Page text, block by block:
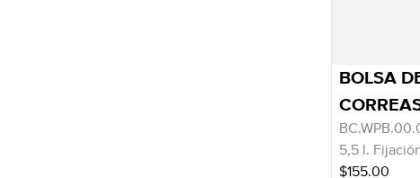
BOLSA
5,5 l.
$155.00